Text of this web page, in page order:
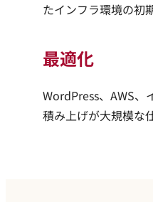
たインフラ環境の初
最適化
WordPress、AWS、
積み上げが大規模な